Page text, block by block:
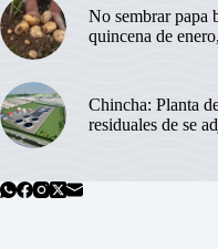
No sembrar papa
quincena de
Chincha: Planta
residuales de se